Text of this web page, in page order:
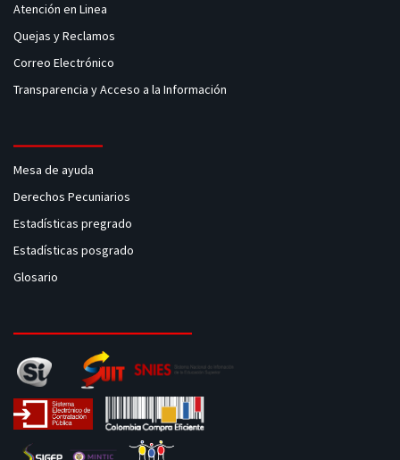
Atención en Linea
Quejas y Reclamos
Correo Electrónico
Transparencia y Acceso a la Información
Mesa de ayuda
Derechos Pecuniarios
Estadísticas pregrado
Estadísticas posgrado
Glosario